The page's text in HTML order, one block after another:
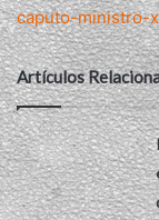
caputo-ministro-
Artículos